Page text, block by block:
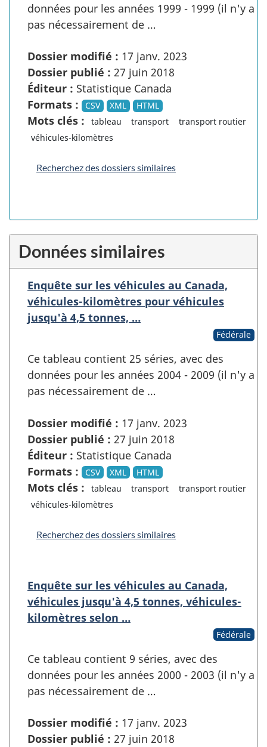
données pour les années 1999 - 1999 (il n'y a
pas nécessairement de …
Dossier modifié : 17 janv. 2023
Dossier publié : 27 juin 2018
Éditeur : Statistique Canada
Formats :
CSV XML HTML
Mots clés : tableau transport
transport routier
véhicules-kilomètres
Recherchez des dossiers similaires
Données similaires
Enquête sur les véhicules au Canada,
véhicules-kilomètres pour véhicules
jusqu'à 4,5 tonnes, …
Fédérale
Ce tableau contient 25 séries, avec des
données pour les années 2004 - 2009 (il n'y a
pas nécessairement de …
Dossier modifié : 17 janv. 2023
Dossier publié : 27 juin 2018
Éditeur : Statistique Canada
Formats :
CSV XML HTML
Mots clés : tableau transport
transport routier
véhicules-kilomètres
Recherchez des dossiers similaires
Enquête sur les véhicules au Canada,
véhicules jusqu'à 4,5 tonnes, véhicules-
kilomètres selon …
Fédérale
Ce tableau contient 9 séries, avec des
données pour les années 2000 - 2003 (il n'y a
pas nécessairement de …
Dossier modifié : 17 janv. 2023
Dossier publié : 27 juin 2018